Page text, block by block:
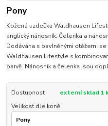
Pony
Kožená uzdečka Waldhausen
anglický nánosník. Čelenka a
Dodávána s bavlněnými otěžemi se
Waldhausen Lifestyle s
barvě. Nánosník a čelenka jsou
Dostupnost
externí sklad 1
Velikost dle koně